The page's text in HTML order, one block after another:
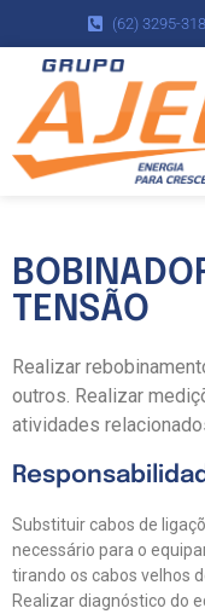
(62) 3295-
TENSÃO
Realizar
outros. Realizar
atividades
Substituir cabos de
necessário para o
tirando os cabos velhos
Realizar diagnóstico do